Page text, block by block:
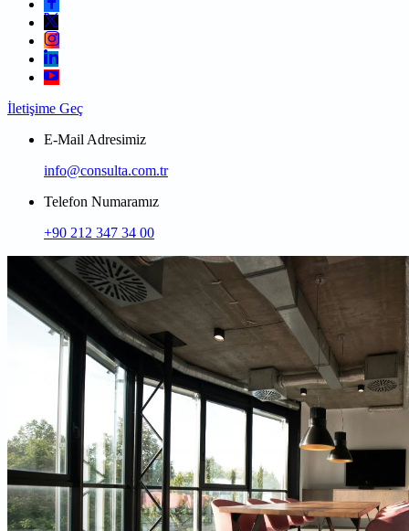
İletişime Geç
E-Mail Adresimiz
info@consulta.com.tr
Telefon Numaramız
+90 212 347 34 00